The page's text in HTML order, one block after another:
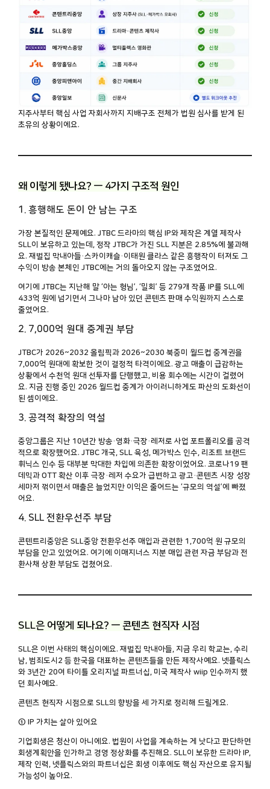
지주사부터 핵심 사업 자회사까지 지배구조 전체가 법원 심사를 받게 된
초유의 상황이에요.
왜 이렇게 됐나요? — 4가지 구조적 원인
1. 흥행해도 돈이 안 남는 구조
가장 본질적인 문제예요. JTBC 드라마의 핵심 IP와 제작은 계열 제작사
SLL이 보유하고 있는데, 정작 JTBC가 가진 SLL 지분은 2.85%에 불과해
요. 재벌집 막내아들·스카이캐슬·이태원 클라스 같은 흥행작이 터져도 그
수익이 방송 본체인 JTBC에는 거의 돌아오지 않는 구조였어요.
여기에 JTBC는 지난해 말 ‘아는 형님’, ‘밀회’ 등 279개 작품 IP를 SLL에
433억 원에 넘기면서 그나마 남아 있던 콘텐츠 판매 수익원까지 스스로
줄였어요.
2. 7,000억 원대 중계권 부담
JTBC가 2026~2032 올림픽과 2026~2030 북중미 월드컵 중계권을
7,000억 원대에 확보한 것이 결정적 타격이에요. 광고 매출이 급감하는
상황에서 수천억 원대 선투자를 단행했고, 비용 회수에는 시간이 걸렸어
요. 지금 진행 중인 2026 월드컵 중계가 아이러니하게도 파산의 도화선이
된 셈이에요.
3. 공격적 확장의 역설
중앙그룹은 지난 10년간 방송·영화·극장·레저로 사업 포트폴리오를 공격
적으로 확장했어요. JTBC 개국, SLL 육성, 메가박스 인수, 리조트 브랜드
휘닉스 인수 등 대부분 막대한 차입에 의존한 확장이었어요. 코로나19 팬
데믹과 OTT 확산 이후 극장·레저 수요가 급변하고 광고·콘텐츠 시장 성장
세마저 꺾이면서 매출은 늘었지만 이익은 줄어드는 ‘규모의 역설’에 빠졌
어요.
4. SLL 전환우선주 부담
콘텐트리중앙은 SLL중앙 전환우선주 매입과 관련한 1,700억 원 규모의
부담을 안고 있었어요. 여기에 이매지너스 지분 매입 관련 자금 부담과 전
환사채 상환 부담도 겹쳤어요.
SLL은 어떻게 되나요? — 콘텐츠 현직자 시 점
SLL은 이번 사태의 핵심이에요. 재벌집 막내아들, 지금 우리 학교는, 수리
남, 범죄도시2 등 한국을 대표하는 콘텐츠들을 만든 제작사예요. 넷플릭스
와 3년간 20여 타이틀 오리지널 파트너십, 미국 제작사 wiip 인수까지 했
던 회사예요.
콘텐츠 현직자 시점으로 SLL의 향방을 세 가지로 정리해 드릴게요.
① IP 가치는 살아 있어요
기업회생은 청산이 아니에요. 법원이 사업을 계속하는 게 낫다고 판단하면
회생계획안을 인가하고 경영 정상화를 추진해요. SLL이 보유한 드라마 IP,
제작 인력, 넷플릭스와의 파트너십은 회생 이후에도 핵심 자산으로 유지될
가능성이 높아요.